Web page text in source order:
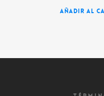
AÑADIR AL